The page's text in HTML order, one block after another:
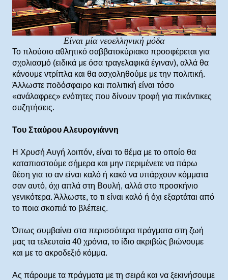
Είναι μία νεοελληνική μόδα
Το πλούσιο αθλητικό σαββατοκύριακο προσφέρεται για
σχολιασμό (ειδικά με όσα τραγελαφικά έγιναν), αλλά θα
κάνουμε ντρίπλα και θα ασχοληθούμε με την πολιτική.
Άλλωστε ποδόσφαιρο και πολιτική είναι τόσο
«ανάλαφρες» ενότητες που δίνουν τροφή για πικάντικες
συζητήσεις.
Του Σταύρου Αλευρογιάννη
Η Χρυσή Αυγή λοιπόν, είναι το θέμα με το οποίο θα
καταπιαστούμε σήμερα και μην περιμένετε να πάρω
θέση για το αν είναι καλό ή κακό να υπάρχουν κόμματα
σαν αυτό, όχι απλά στη Βουλή, αλλά στο προσκήνιο
γενικότερα. Άλλωστε, το τι είναι καλό ή όχι εξαρτάται από
το ποια σκοπιά το βλέπεις.
Όπως συμβαίνει στα περισσότερα πράγματα στη ζωή
μας τα τελευταία 40 χρόνια, το ίδιο ακριβώς βιώνουμε
και με το ακροδεξιό κόμμα.
Ας πάρουμε τα πράγματα με τη σειρά και να ξεκινήσουμε